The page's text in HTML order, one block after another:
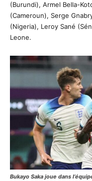
(Burundi), Armel Bella-
(Cameroun), Serge
(Nigeria), Leroy Sané
Leone.
Bukayo Saka joue dans